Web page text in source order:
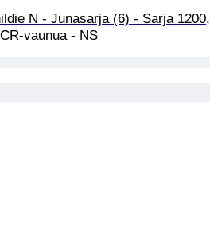
N - Junasarja (6) - Sarja 1200,
vaunua - NS